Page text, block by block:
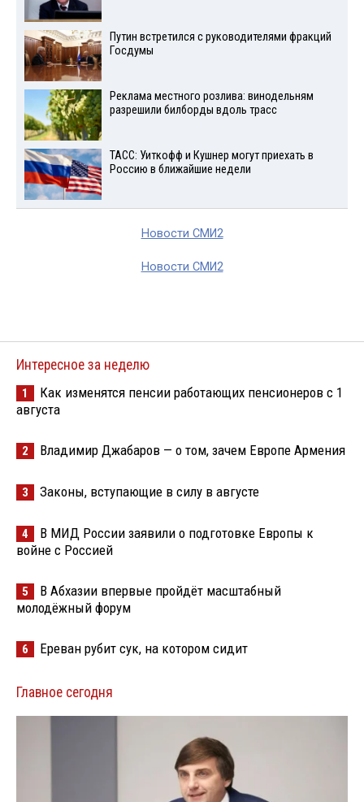
Путин встретился с руководителями фракций
Госдумы
Реклама местного розлива: винодельням
разрешили билборды вдоль трасс
ТАСС: Уиткофф и Кушнер могут приехать в
Россию в ближайшие недели
Новости СМИ2
Новости СМИ2
Интересное за неделю
1
Как изменятся пенсии работающих пенсионеров с 1
августа
2 Владимир Джабаров — о том, зачем Европе Армения
3 Законы, вступающие в силу в августе
4
В МИД России заявили о подготовке Европы к
войне с Россией
5
В Абхазии впервые пройдёт масштабный
молодёжный форум
6 Ереван рубит сук, на котором сидит
Главное сегодня